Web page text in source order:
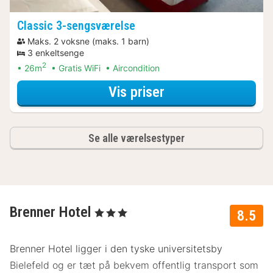
Classic 3-sengsværelse
Maks. 2 voksne (maks. 1 barn)
3 enkeltsenge
26m2 Gratis WiFi Aircondition
Vis priser
Se alle værelsestyper
8.5
Brenner Hotel , 3 Stjerner
Brenner Hotel ligger i den tyske universitetsby
Bielefeld og er tæt på bekvem offentlig transport som